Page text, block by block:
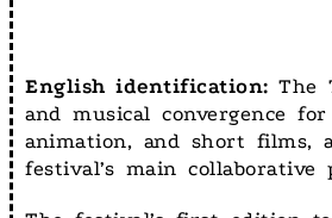
English identification: The
and musical convergence
animation, and short films,
festival’s main collaborative